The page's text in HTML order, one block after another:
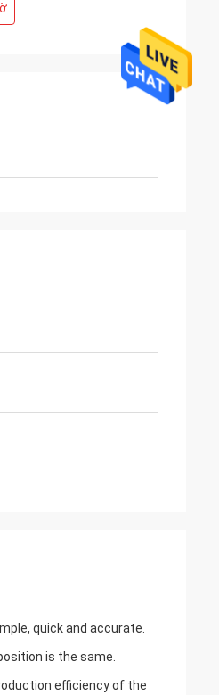
quick and accurate.
is the same.
efficiency of the